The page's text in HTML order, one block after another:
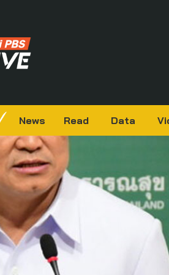
News Read Data